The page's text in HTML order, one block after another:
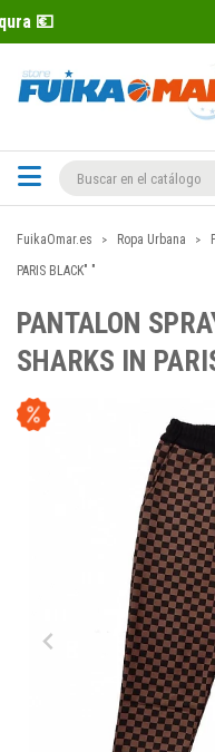
FuikaOmar.es Ropa Urbana
PARIS BLACK" "
PANTALON
SHARKS IN